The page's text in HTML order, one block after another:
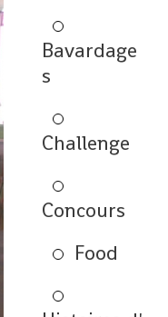
Bavardage
s
Challenge
Concours
Food